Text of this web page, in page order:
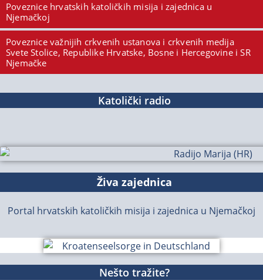
Poveznice hrvatskih katoličkih misija i zajednica u
Njemačkoj
Poveznice važnijih crkvenih ustanova i crkvenih medija
Svete Stolice, Republike Hrvatske, Bosne i Hercegovine i SR
Njemačke
Katolički radio
Živa zajednica
Portal hrvatskih katoličkih misija i zajednica u Njemačkoj
Nešto tražite?